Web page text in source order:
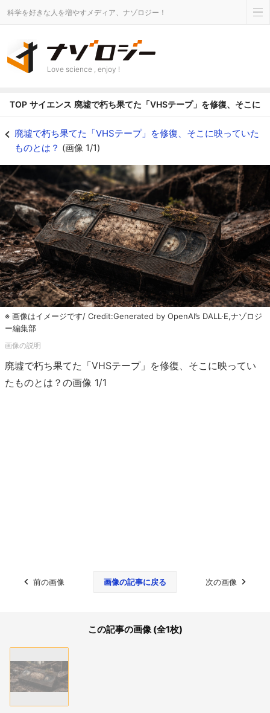
科学を好きな人を増やすメディア、ナゾロジー！
Love science , enjoy !
TOP サイエンス 廃墟で朽ち果てた「VHSテープ」を修復、そこに
廃墟で朽ち果てた「VHSテープ」を修復、そこに映っていた
ものとは？ (画像 1/1)
※ 画像はイメージです/ Credit:Generated by OpenAI’s DALL·E,ナゾロジ
ー編集部
廃墟で朽ち果てた「VHSテープ」を修復、そこに映ってい
たものとは？の画像 1/1
前の画像 画像の記事に戻る 次の画像
この記事の画像 (全1枚)